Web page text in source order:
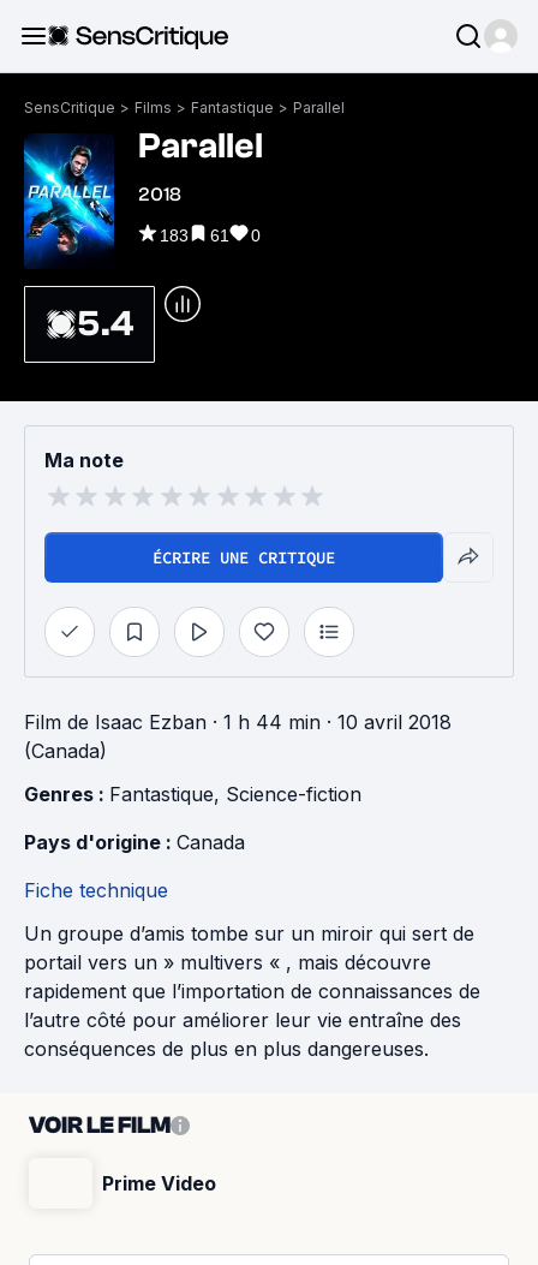
SensCritique > Films > Fantastique > Parallel
Parallel
2018
183 61 0
5.4
Ma note
ÉCRIRE UNE CRITIQUE
Film de Isaac Ezban · 1 h 44 min · 10 avril 2018
(Canada)
Genres : Fantastique, Science-fiction
Pays d'origine : Canada
Fiche technique
Un groupe d’amis tombe sur un miroir qui sert de
portail vers un » multivers « , mais découvre
rapidement que l’importation de connaissances de
l’autre côté pour améliorer leur vie entraîne des
conséquences de plus en plus dangereuses.
VOIR LE FILM
Prime Video